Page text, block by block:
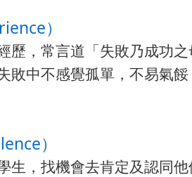
）
歷，常言道「失敗乃成功
敗中不感覺孤單，不易氣
）
生，找機會去肯定及認同